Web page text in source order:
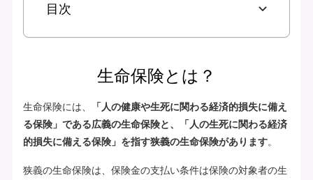
目次
生命保険とは？
生命保険には、
「人の健康や生死に関わる経済的損失に備え
る保険」である広義の生命保険と、「人の生死に関わる経済
的損失に備える保険」を指す狭義の生命保険があります。
狭義の生命保険は、保険金の支払い条件は保険の対象者の生